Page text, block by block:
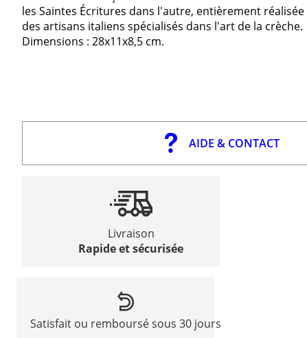
les Saintes Écritures dans l'autre, entièrement
des artisans italiens spécialisés dans l'art de la crèche.
Dimensions : 28x11x8,5 cm.
AIDE & CONTACT
Livraison
Rapide et sécurisée
Satisfait ou remboursé sous 30 jours